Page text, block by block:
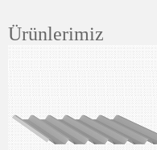
Ürünlerimiz